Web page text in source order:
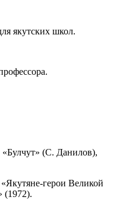
якутских школ.
(С. Данилов),
герои Великой
(1972).